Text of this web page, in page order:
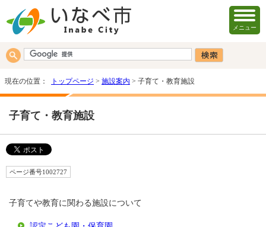
メニュー
現在の位置： トップページ > 施設案内 > 子育て・教育施設
子育て・教育施設
ページ番号1002727
子育てや教育に関わる施設について